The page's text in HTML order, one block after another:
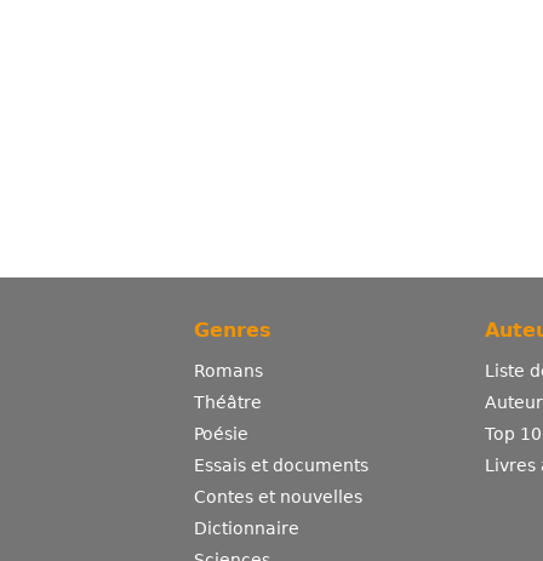
Genres
Romans
Théâtre
Poésie
Essais et documents
Contes et nouvelles
Dictionnaire
Liste
Top
Livres